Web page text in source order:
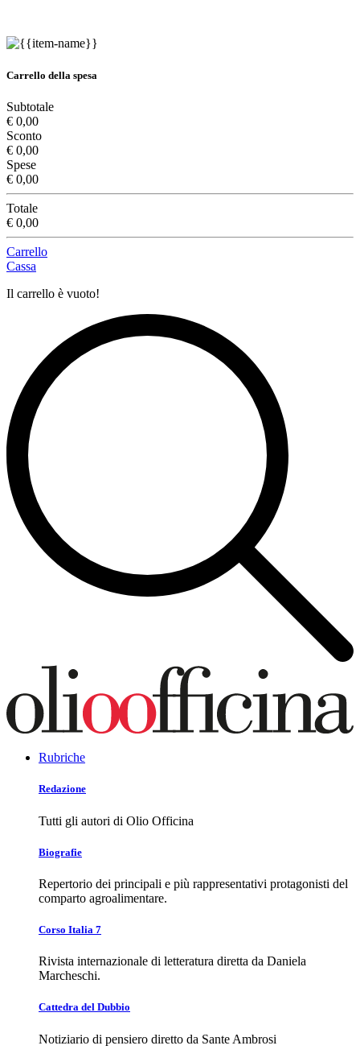
Carrello della spesa
Subtotale
€ 0,00
Sconto
€ 0,00
Spese
€ 0,00
Totale
€ 0,00
Carrello
Cassa
Il carrello è vuoto!
Rubriche
Redazione
Tutti gli autori di Olio Officina
Biografie
Repertorio dei principali e più rappresentativi protagonisti del
comparto agroalimentare.
Corso Italia 7
Rivista internazionale di letteratura diretta da Daniela
Marcheschi.
Cattedra del Dubbio
Notiziario di pensiero diretto da Sante Ambrosi